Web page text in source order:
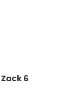
6